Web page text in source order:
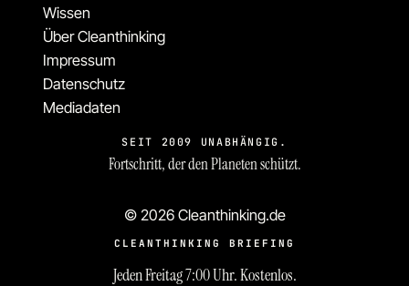
Wissen
Über Cleanthinking
Impressum
Datenschutz
Mediadaten
SEIT 2009 UNABHÄNGIG.
Fortschritt, der den Planeten schützt.
© 2026 Cleanthinking.de
CLEANTHINKING BRIEFING
Jeden Freitag 7:00 Uhr. Kostenlos.